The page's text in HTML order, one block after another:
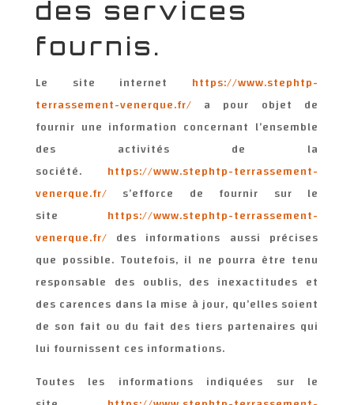
des services
fournis.
Le site internet https://www.stephtp-
terrassement-venerque.fr/ a pour objet de
fournir une information concernant l’ensemble
des activités de la
société.
https://www.stephtp-terrassement-
venerque.fr/
s’efforce de fournir sur le
site https://www.stephtp-terrassement-
venerque.fr/ des informations aussi précises
que possible. Toutefois, il ne pourra être tenu
responsable des oublis, des inexactitudes et
des carences dans la mise à jour, qu’elles soient
de son fait ou du fait des tiers partenaires qui
lui fournissent ces informations.
Toutes les informations indiquées sur le